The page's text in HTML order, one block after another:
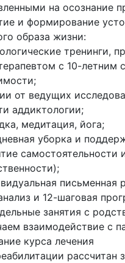
на осознание
и формирование
образа жизни:
тренинги,
с 10-летним
от ведущих
аддиктологии;
медитация, йога;
уборка и
самостоятельности
письменная
и 12-шаговая
занятия с
взаимодействие с
курса лечения
рассчитан